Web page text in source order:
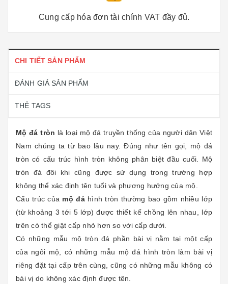
Cung cấp hóa đơn tài chính VAT đầy đủ.
CHI TIẾT SẢN PHẨM
ĐÁNH GIÁ SẢN PHẨM
THẺ TAGS
Mộ đá tròn là loại mộ đá truyền thống của người dân Việt
Nam chúng ta từ bao lâu nay. Đúng như tên gọi, mộ đá
tròn có cấu trúc hình tròn không phân biệt đầu cuối. Mộ
tròn đá đôi khi cũng được sử dụng trong trường hợp
không thể xác định tên tuổi và phương hướng của mộ.
Cấu trúc của mộ đáhình tròn thường bao gồm nhiều lớp
(từ khoảng 3 tới 5 lớp) được thiết kế chồng lên nhau, lớp
trên có thể giật cấp nhỏ hơn so với cấp dưới.
Có những mẫu mộ tròn đá phần bài vị nằm tại một cấp
của ngôi mộ, có những mẫu mộ đá hình tròn làm bài vị
riêng đặt tại cấp trên cùng, cũng có những mẫu không có
bài vị do không xác định được tên.